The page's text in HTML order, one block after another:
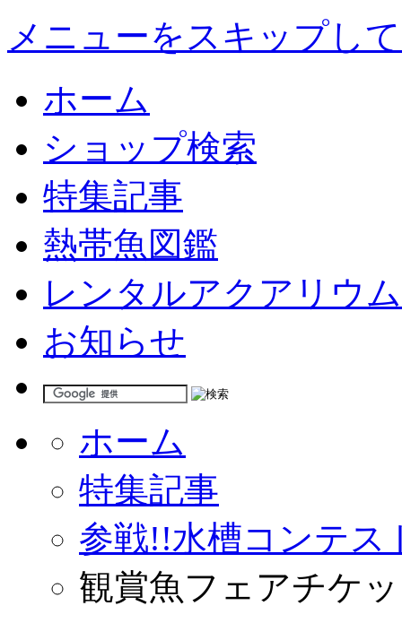
メニューをスキップし
ホーム
ショップ検索
特集記事
熱帯魚図鑑
レンタルアクアリウム
お知らせ
ホーム
特集記事
参戦!!水槽コンテス
観賞魚フェアチケ